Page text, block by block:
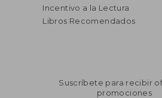
Incentivo a la Lectura
Libros Recomendados
Suscríbete para recibir
promociones